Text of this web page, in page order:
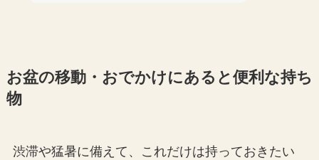
お盆の移動・おでかけにあると便利な持ち
物
渋滞や猛暑に備えて、これだけは持っておきたい